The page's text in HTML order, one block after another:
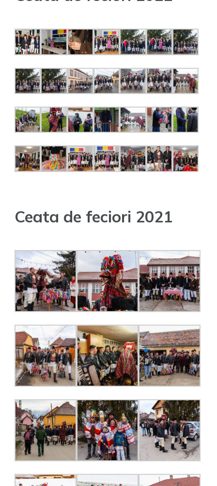
Ceata de feciori 2021